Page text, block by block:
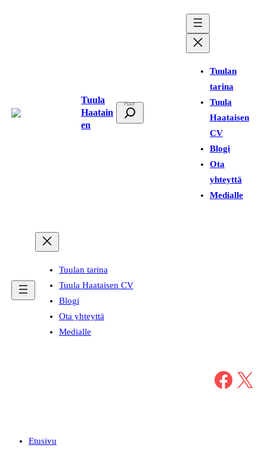
Tuula
Haatain
en
t
Tuulan
tarina
Tuula
Haataisen
CV
Blogi
Ota
yhteyttä
Medialle
Tuulan tarina
Tuula Haataisen CV
Blogi
Ota yhteyttä
Medialle
Facebook X
Etusivu